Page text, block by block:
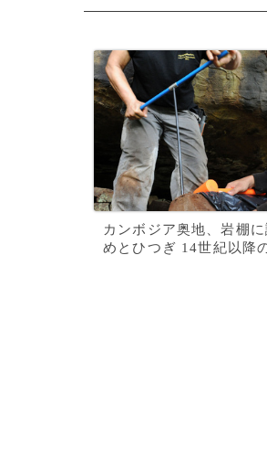
カンボジア奥地、岩棚
めとひつぎ 14世紀以降